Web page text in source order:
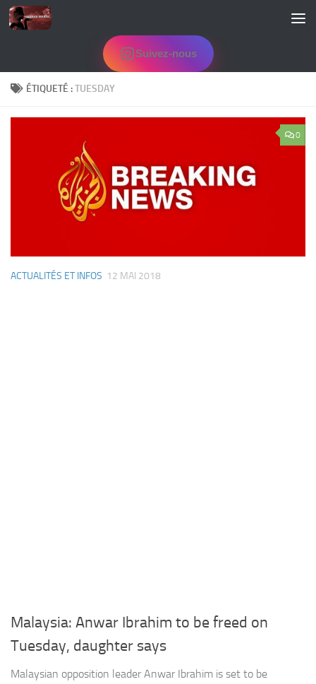
Skip to content
Suivez-nous
ÉTIQUETÉ :TUESDAY
0
ACTUALITÉS ET INFOS 12 MAI 2018
Malaysia: Anwar Ibrahim to be freed on
Tuesday, daughter says
Malaysian opposition leader Anwar Ibrahim is set to be